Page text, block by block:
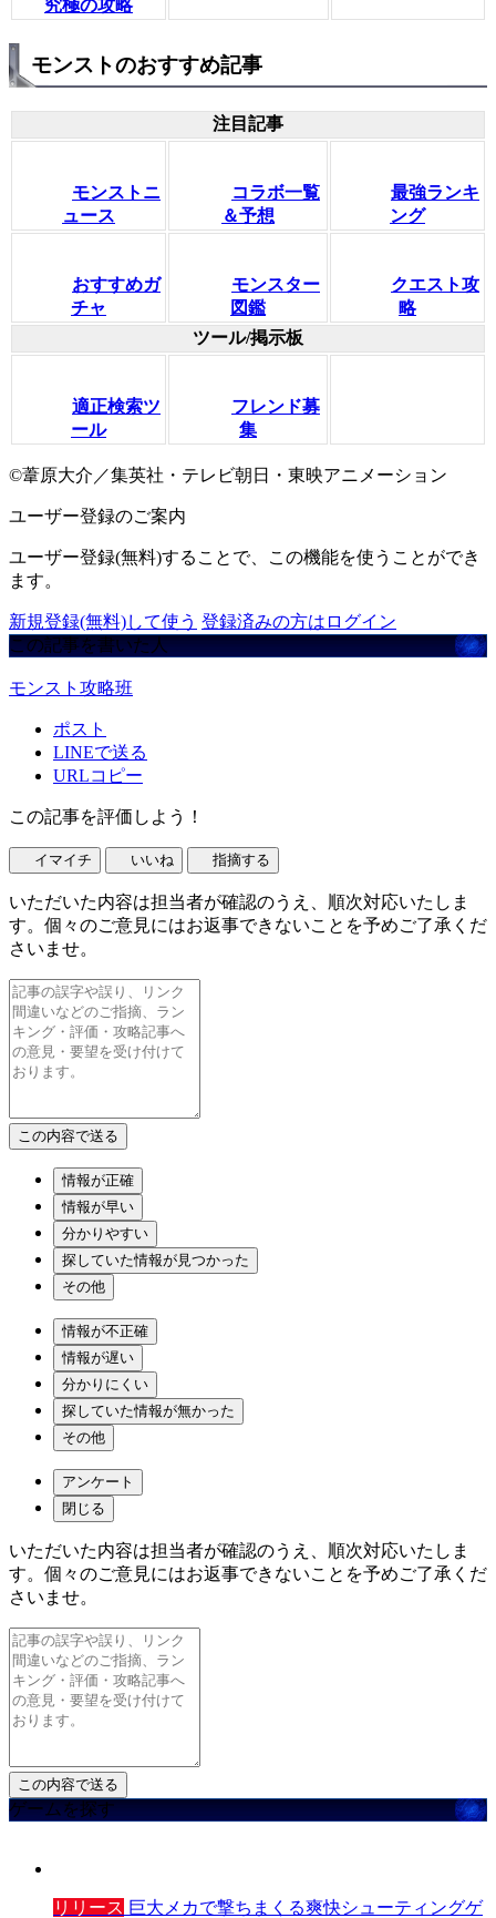
究極の攻略
モンストのおすすめ記事
注目記事
モンストニ
ュース
コラボ一覧
＆予想
最強ランキ
ング
おすすめガ
チャ
モンスター
図鑑
クエスト攻
略
ツール/掲示板
適正検索ツ
ール
フレンド募
集
©葦原大介／集英社・テレビ朝日・東映アニメーション
ユーザー登録のご案内
ユーザー登録(無料)することで、この機能を使うことができ
ます。
新規登録(無料)して使う 登録済みの方はログイン
この記事を書いた人
モンスト攻略班
ポスト
LINEで送る
URLコピー
この記事を評価しよう！
イマイチ いいね 指摘する
いただいた内容は担当者が確認のうえ、順次対応いたしま
す。個々のご意見にはお返事できないことを予めご了承くだ
さいませ。
情報が正確
情報が早い
分かりやすい
探していた情報が見つかった
その他
情報が不正確
情報が遅い
分かりにくい
探していた情報が無かった
その他
アンケート
閉じる
いただいた内容は担当者が確認のうえ、順次対応いたしま
す。個々のご意見にはお返事できないことを予めご了承くだ
さいませ。
ゲームを探す
リリース 巨大メカで撃ちまくる爽快シューティングゲ